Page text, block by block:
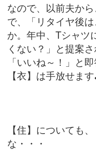
なので、以前夫か
で、「リタイヤ後
か。年中、Tシャツ
くない？」と提案さ
「いいね～！」と
【衣】は手放せま
【住】についても
な・・・